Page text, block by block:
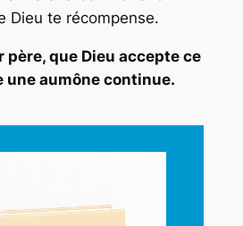
Dieu te récompense.
père, que Dieu accepte ce
une aumône continue.